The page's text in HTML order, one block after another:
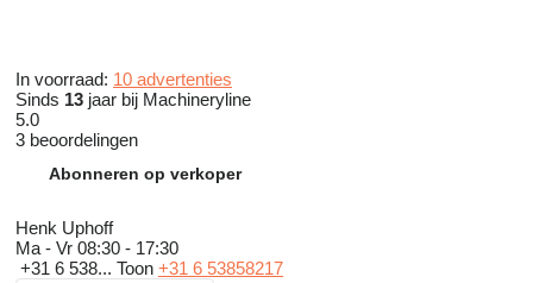
In voorraad: 10 advertenties
Sinds 13 jaar bij Machineryline
5.0
3 beoordelingen
Abonneren op verkoper
Henk Uphoff
Ma - Vr 08:30 - 17:30
+31 6 538... Toon +31 6 53858217